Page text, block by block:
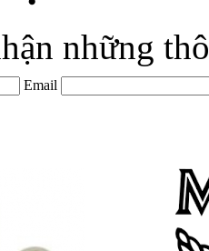
những
Email